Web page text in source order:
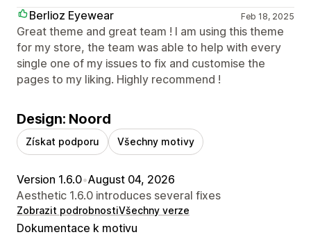
Berlioz Eyewear
Feb 18, 2025
Great theme and great team ! I am using this theme
for my store, the team was able to help with every
single one of my issues to fix and customise the
pages to my liking. Highly recommend !
Design: Noord
Získat podporu Všechny motivy
Version 1.6.0•August 04, 2026
Aesthetic 1.6.0 introduces several fixes
Zobrazit podrobnostiVšechny verze
Dokumentace k motivu